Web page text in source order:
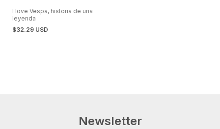
I love Vespa, historia de una
leyenda
$32.29 USD
Newsletter